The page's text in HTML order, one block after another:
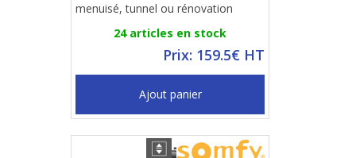
menuisé, tunnel ou rénovation
24 articles en stock
Prix: 159.5€ HT
Ajout panier